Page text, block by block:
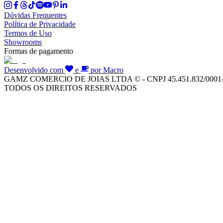
Dúvidas Frequentes
Política de Privacidade
Termos de Uso
Showrooms
Formas de pagamento
Desenvolvido com e
por Macro
GAMZ COMERCIO DE JOIAS LTDA © - CNPJ 45.451.832/
TODOS OS DIREITOS RESERVADOS